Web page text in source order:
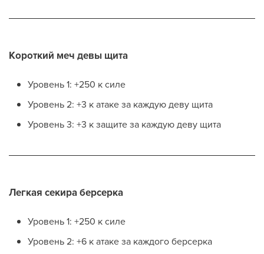
Короткий меч девы щита
Уровень 1: +250 к силе
Уровень 2: +3 к атаке за каждую деву щита
Уровень 3: +3 к защите за каждую деву щита
Легкая секира берсерка
Уровень 1: +250 к силе
Уровень 2: +6 к атаке за каждого берсерка